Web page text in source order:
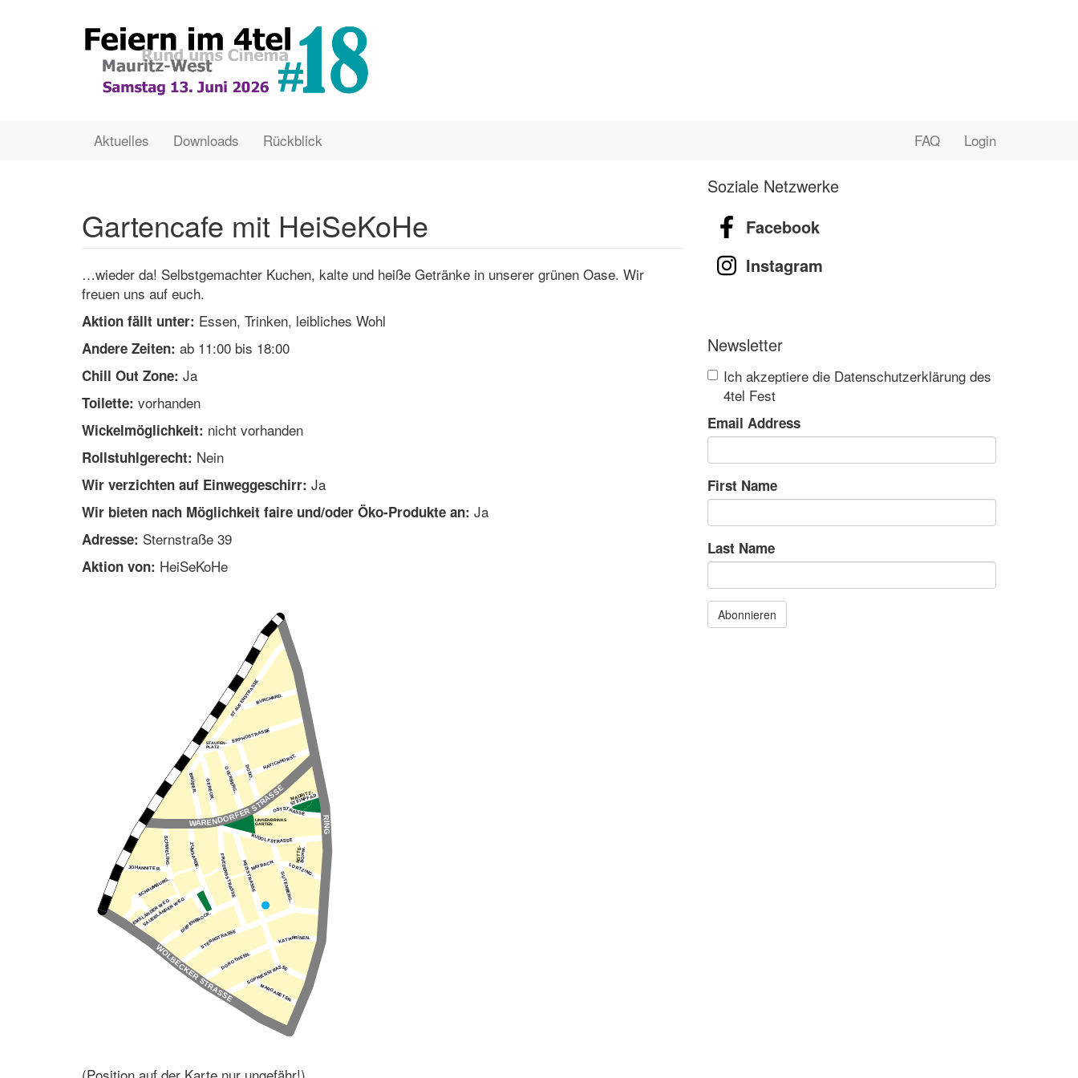
Main
Aktuelles Downloads Rückblick
User FAQ Login
Gartencafe mit HeiSeKoHe
…wieder da! Selbstgemachter Kuchen, kalte und heiße Getränke in unserer grünen Oase. Wir
freuen uns auf euch.
Aktion fällt unter: Essen, Trinken, leibliches Wohl
Andere Zeiten: ab 11:00 bis 18:00
Chill Out Zone: Ja
Toilette: vorhanden
Wickelmöglichkeit: nicht vorhanden
Rollstuhlgerecht: Nein
Wir verzichten auf Einweggeschirr: Ja
Wir bieten nach Möglichkeit faire und/oder Öko-Produkte an: Ja
Adresse: Sternstraße 39
Aktion von: HeiSeKoHe
Soziale Netzwerke
Facebook
Instagram
Newsletter
Ich akzeptiere die Datenschutzerklärung des
4tel Fest
Email Address
First Name
Last Name
Abonnieren